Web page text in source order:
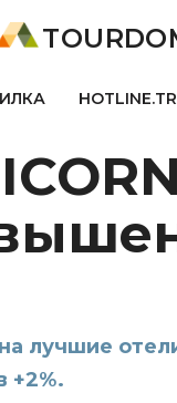
лучшие
+2%.